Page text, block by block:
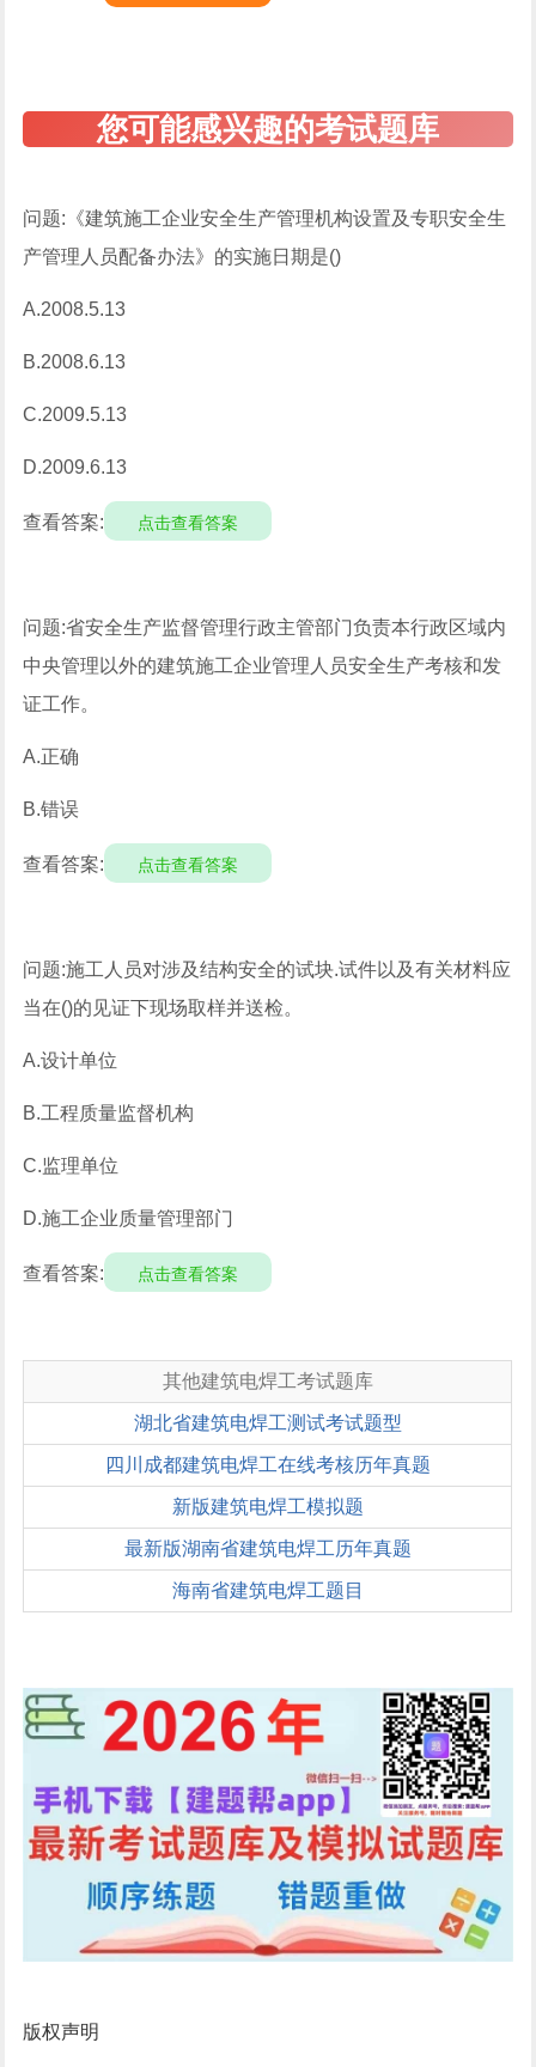
问题:《建筑施工企业安全生产管理机构设置及专职安全生
产管理人员配备办法》的实施日期是()
A.2008.5.13
B.2008.6.13
C.2009.5.13
D.2009.6.13
查看答案: 点击查看答案
问题:省安全生产监督管理行政主管部门负责本行政区域内
中央管理以外的建筑施工企业管理人员安全生产考核和发
证工作。
A.正确
B.错误
查看答案: 点击查看答案
问题:施工人员对涉及结构安全的试块.试件以及有关材料应
当在()的见证下现场取样并送检。
A.设计单位
B.工程质量监督机构
C.监理单位
D.施工企业质量管理部门
查看答案: 点击查看答案
其他建筑电焊工考试题库
湖北省建筑电焊工测试考试题型
四川成都建筑电焊工在线考核历年真题
新版建筑电焊工模拟题
最新版湖南省建筑电焊工历年真题
海南省建筑电焊工题目
版权声明